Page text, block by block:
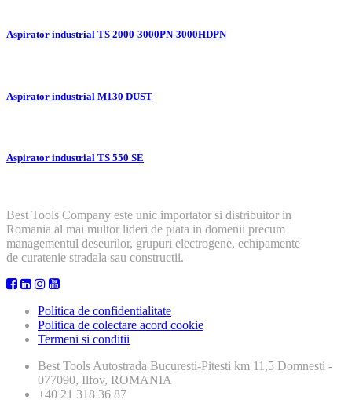
Aspirator industrial TS 2000-3000PN-3000HDPN
Aspirator industrial M130 DUST
Aspirator industrial TS 550 SE
Best Tools Company este unic importator si distribuitor in
Romania al mai multor lideri de piata in domenii precum
managementul deseurilor, grupuri electrogene, echipamente
de curatenie stradala sau constructii.
Politica de confidentialitate
Politica de colectare acord cookie
Termeni si conditii
Best Tools Autostrada Bucuresti-Pitesti km 11,5 Domnesti -
077090, Ilfov, ROMANIA
+40 21 318 36 87